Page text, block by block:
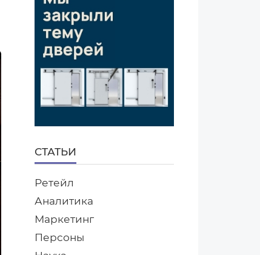
СТАТЬИ
Ретейл
Аналитика
Маркетинг
Персоны